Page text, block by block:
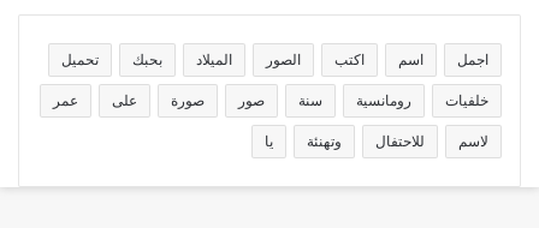
اجمل اسم اكتب الصور الميلاد بحبك تحميل
خلفيات رومانسية سنة صور صورة على عمر
لاسم للاحتفال وتهنئة يا